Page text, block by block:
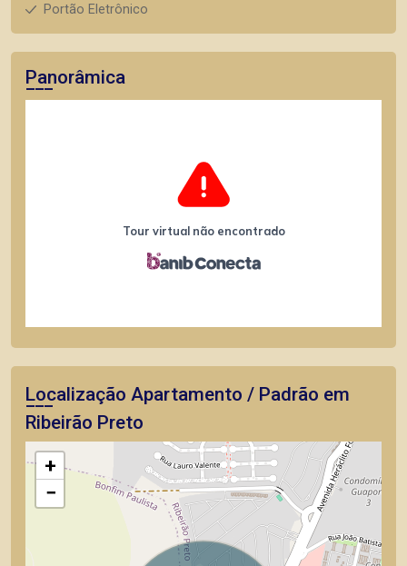
Portão Eletrônico
Panorâmica
Localização Apartamento / Padrão em
Ribeirão Preto
+
−